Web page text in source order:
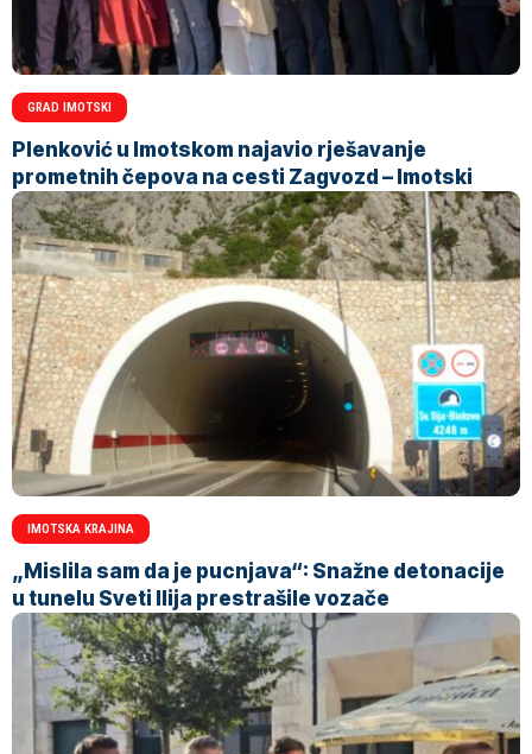
GRAD IMOTSKI
Plenković u Imotskom najavio rješavanje
prometnih čepova na cesti Zagvozd – Imotski
IMOTSKA KRAJINA
„Mislila sam da je pucnjava“: Snažne detonacije
u tunelu Sveti Ilija prestrašile vozače